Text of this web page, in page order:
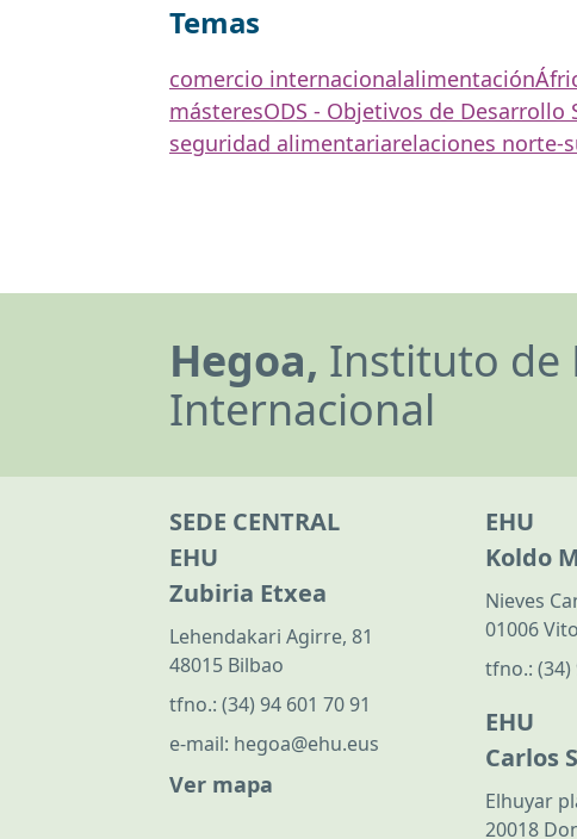
Temas
comercio internacionalalimentación
másteresODS - Objetivos de Desarrollo
seguridad alimentariarelaciones norte-
Hegoa, Instituto de
Internacional
SEDE CENTRAL
EHU
Zubiria Etxea
Lehendakari Agirre, 81
48015 Bilbao
tfno.: (34) 94 601 70 91
e-mail: hegoa@ehu.eus
Ver mapa
EHU
Koldo
Nieves
01006
tfno.: (34)
EHU
Carlos
Elhuyar
20018